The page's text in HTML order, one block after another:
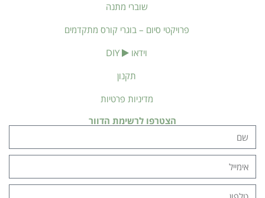
שוברי מתנה
פרויקטי סיום – בוגרי קורס מתקדמים
וידאו
תקנון
מדיניות פרטיות
הצטרפו לרשימת הדוור